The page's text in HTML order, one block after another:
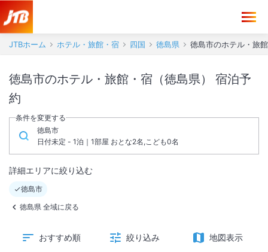
JTBホーム ホテル・旅館・宿 四国 徳島県 徳島市のホテル・旅
徳島市のホテル・旅館・宿（徳島県） 宿泊予
約
条件を変更する
徳島市
日付未定 - 1泊｜1部屋 おとな2名,こども0名
詳細エリアに絞り込む
徳島市
徳島県 全域に戻る
おすすめ順 絞り込み 地図表示